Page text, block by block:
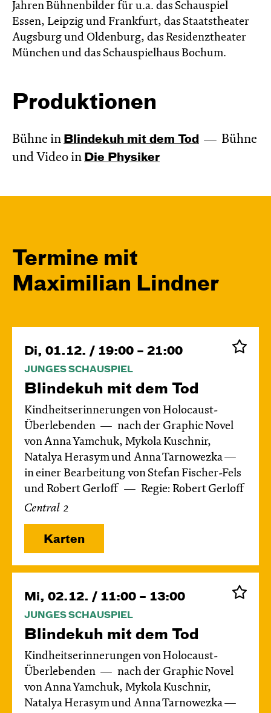
Jahren Bühnenbilder für u.a. das Schauspiel
Essen, Leipzig und Frankfurt, das Staatstheater
Augsburg und Oldenburg, das Residenztheater
München und das Schauspielhaus Bochum.
Produktionen
Bühne in Blinde­kuh mit dem Tod
Bühne
und Video in Die Physiker
Termine mit
Maximilian Lindner
Di, 01.12. / 19:00 – 21:00
JUNGES SCHAUSPIEL
Blinde­kuh mit dem Tod
Kindheitserinnerungen von Holocaust-
Überlebenden
nach der Graphic Novel
von Anna Yamchuk, Mykola Kuschnir,
Natalya Herasym und Anna Tarnowezka —
in einer Bearbeitung von Stefan Fischer-Fels
und Robert Gerloff
Regie: Robert Gerloff
Central 2
Karten
Mi, 02.12. / 11:00 – 13:00
JUNGES SCHAUSPIEL
Blinde­kuh mit dem Tod
Kindheitserinnerungen von Holocaust-
Überlebenden
nach der Graphic Novel
von Anna Yamchuk, Mykola Kuschnir,
Natalya Herasym und Anna Tarnowezka —